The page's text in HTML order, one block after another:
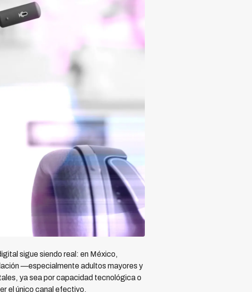
sigue siendo real: en México,
—especialmente adultos mayores y
ya sea por capacidad tecnológica o
el único canal efectivo.